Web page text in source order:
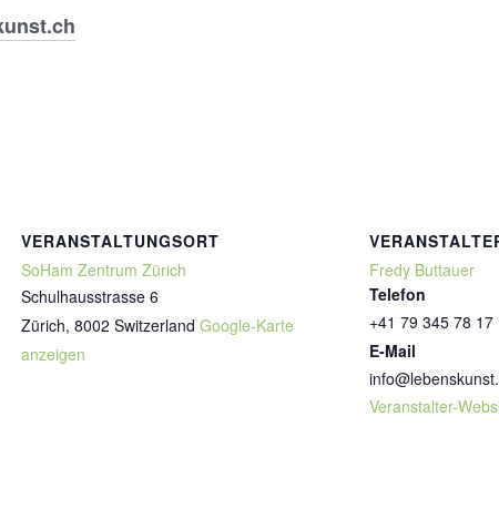
VERANSTALTUNGSORT
SoHam Zentrum Zürich
Schulhausstrasse 6
Zürich, 8002 Switzerland Google-Karte
anzeigen
Fredy Buttauer
Telefon
+41 79 345 78 17
E-Mail
Veranstalter-